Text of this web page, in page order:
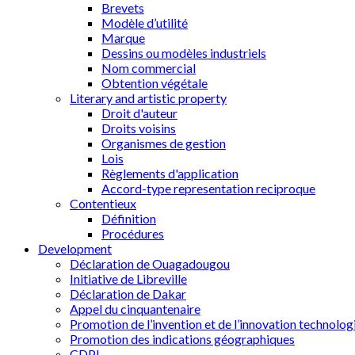
Brevets
Modèle d’utilité
Marque
Dessins ou modèles industriels
Nom commercial
Obtention végétale
Literary and artistic property
Droit d'auteur
Droits voisins
Organismes de gestion
Lois
Règlements d'application
Accord-type representation reciproque
Contentieux
Définition
Procédures
Development
Déclaration de Ouagadougou
Initiative de Libreville
Déclaration de Dakar
Appel du cinquantenaire
Promotion de l’invention et de l’innovation
Promotion des indications géographiques